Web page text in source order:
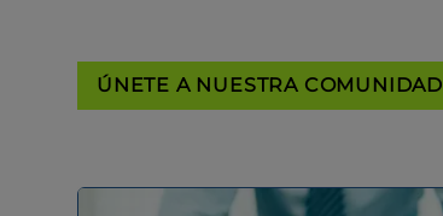
ÚNETE A NUESTRA COMUNIDAD